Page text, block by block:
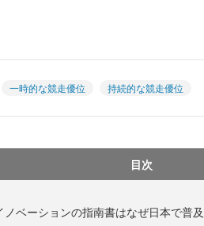
一時的な競走優位 持続的な競走優位
目次
ノベーションの指南書はなぜ日本で普